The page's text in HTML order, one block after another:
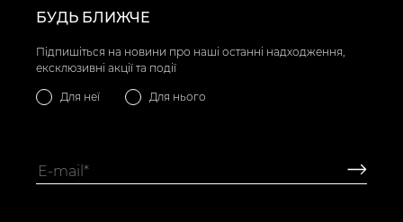
товарБУДЬ БЛИЖЧЕ
Підпишіться на новини про наші останні надходження,
ексклюзивні акції та події
Для неї Для нього